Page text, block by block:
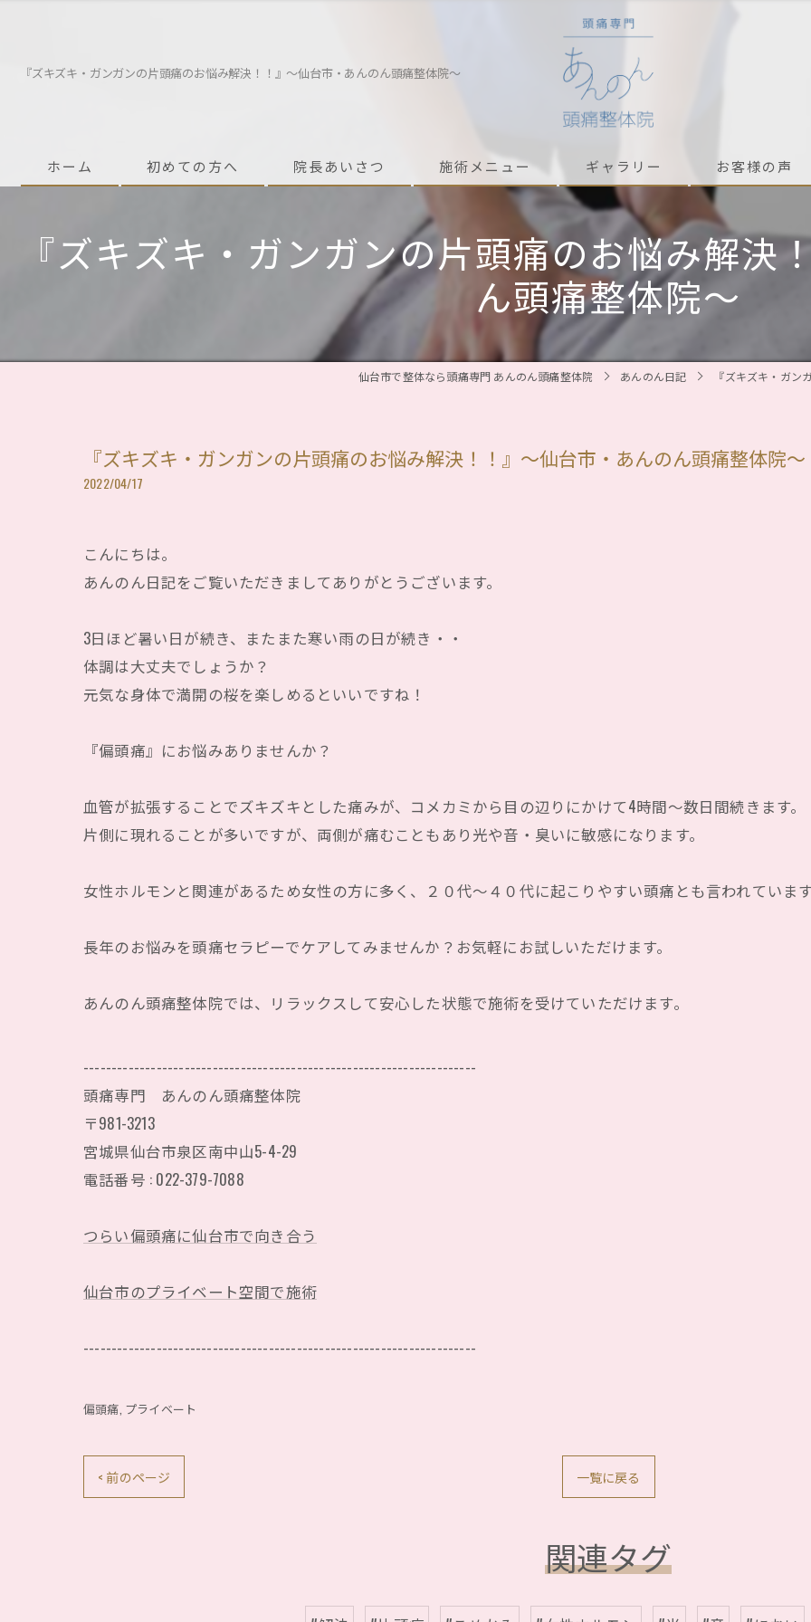
『ズキズキ・ガンガンの片頭痛のお悩み解決！！』〜仙台市・あんのん頭痛整体院〜
ホーム 初めての方へ 院長あいさつ 施術メニュー ギャラリー お客様の声
『ズキズキ・ガンガンの片頭痛のお悩み解決
ん頭痛整体院〜
仙台市で整体なら頭痛専門 あんのん頭痛整体院 あんのん日記 『ズキズキ・ガ
『ズキズキ・ガンガンの片頭痛のお悩み解決！！』〜仙台市・あんのん頭痛整体院〜
2022/04/17
こんにちは。
あんのん日記をご覧いただきましてありがとうございます。
3日ほど暑い日が続き、またまた寒い雨の日が続き・・
体調は大丈夫でしょうか？
元気な身体で満開の桜を楽しめるといいですね！
『偏頭痛』にお悩みありませんか？
血管が拡張することでズキズキとした痛みが、コメカミから目の辺りにかけて4時間〜数日間続きます。
片側に現れることが多いですが、両側が痛むこともあり光や音・臭いに敏感になります。
女性ホルモンと関連があるため女性の方に多く、２０代〜４０代に起こりやすい頭痛とも言われていま
長年のお悩みを頭痛セラピーでケアしてみませんか？お気軽にお試しいただけます。
あんのん頭痛整体院では、リラックスして安心した状態で施術を受けていただけます。
----------------------------------------------------------------------
頭痛専門 あんのん頭痛整体院
〒981-3213
宮城県仙台市泉区南中山5-4-29
電話番号 : 022-379-7088
つらい偏頭痛に仙台市で向き合う
仙台市のプライベート空間で施術
----------------------------------------------------------------------
偏頭痛 プライベート
< 前のページ 一覧に戻る
関連タグ